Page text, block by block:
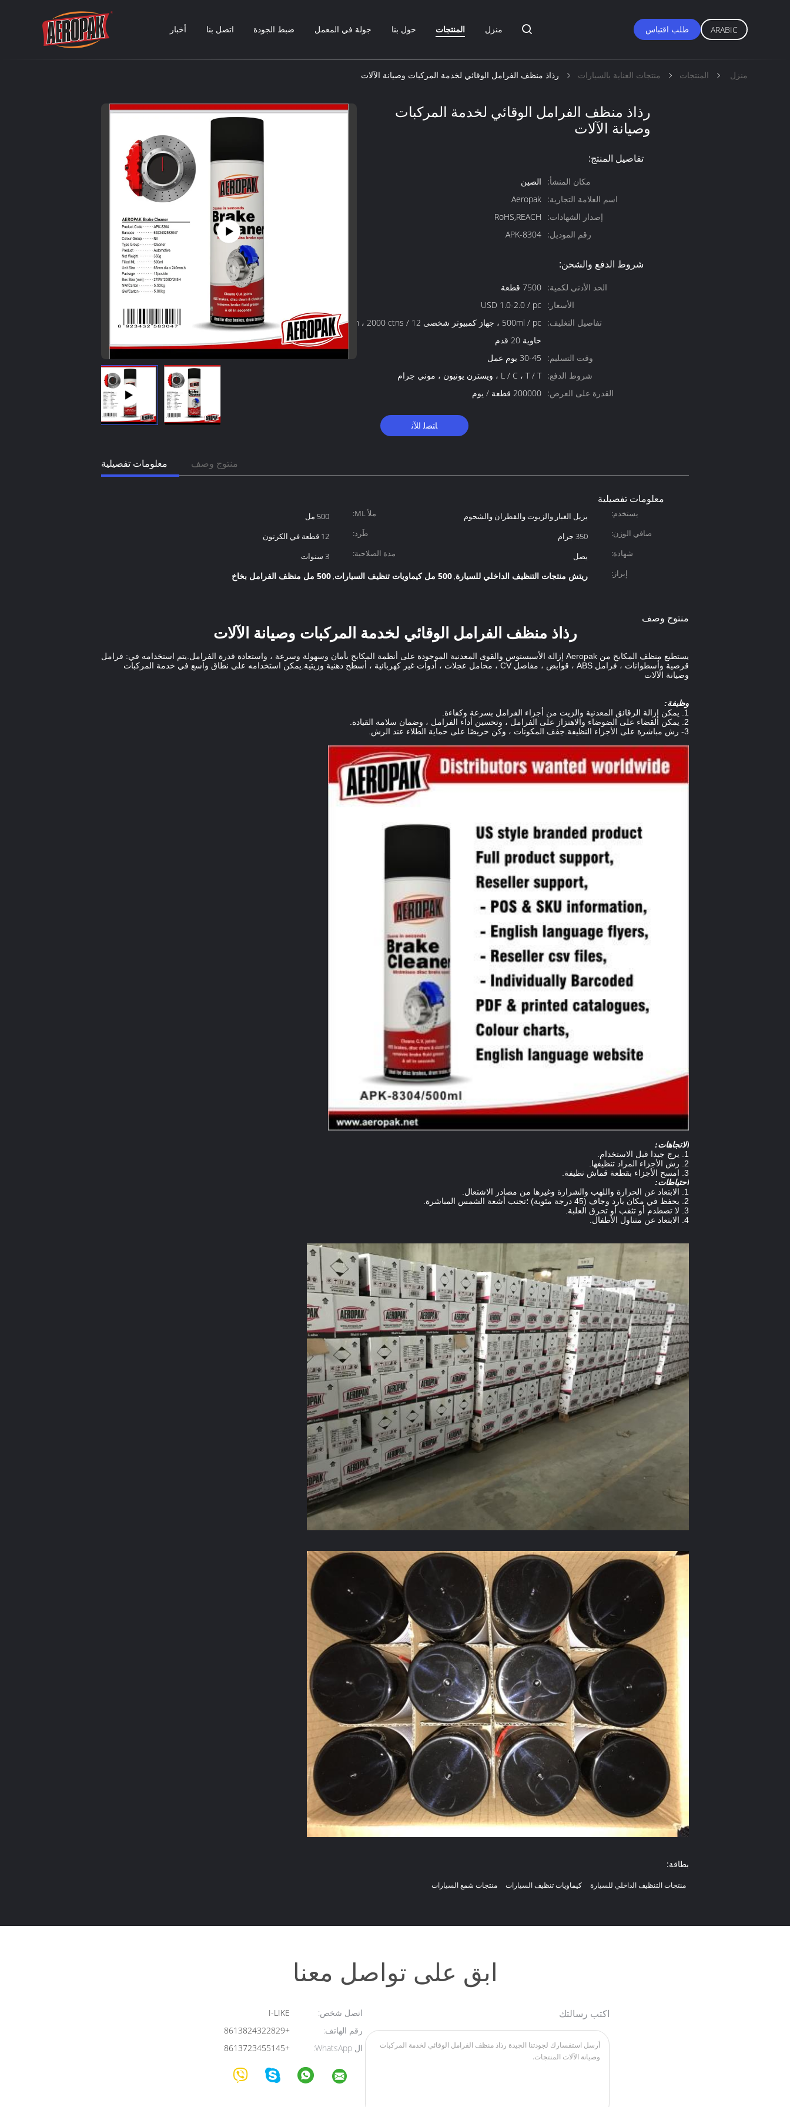
منزل المنتجات حول بنا جولة في المعمل ضبط الجودة اتصل بنا أخبار طلب اقتباس ARABIC
منزل المنتجات منتجات العناية بالسيارات رذاذ منظف الفرامل الوقائي لخدمة المركبات وصيانة الآلات
رذاذ منظف الفرامل الوقائي لخدمة المركبات
وصيانة الآلات
تفاصيل المنتج:
مكان المنشأ:
الصين
اسم العلامة التجارية: Aeropak
إصدار الشهادات:
RoHS,REACH
رقم الموديل: APK-8304
شروط الدفع والشحن:
الحد الأدنى لكمية: 7500 قطعة
الأسعار:
USD 1.0-2.0 / pc
تفاصيل التغليف:
500ml / pc ، جهاز كمبيوتر شخصى 12 / ctn ، 2000 ctns /
حاوية 20 قدم
وقت التسليم:
30-45 يوم عمل
شروط الدفع: L / C ، T / T ، ويسترن يونيون ، موني جرام
القدرة على العرض: 200000 قطعة / يوم
ﺎﺘﺼﻟ ﺍﻶﻧ
معلومات تفصيلية منتوج وصف
معلومات تفصيلية
يستخدم: يزيل الغبار والزيوت والقطران والشحوم ملأ ML:
500 مل
صافي الوزن:
350 جرام طَرد:
12 قطعة في الكرتون
شهادة:
يصل مدة الصلاحية:
3 سنوات
إبراز:
ريتش منتجات التنظيف الداخلي للسيارة, 500 مل كيماويات تنظيف السيارات , 500 مل منظف الفرامل بخاخ
منتوج وصف
رذاذ منظف الفرامل الوقائي لخدمة المركبات وصيانة الآلات
يستطيع منظف المكابح من Aeropak إزالة الأسبستوس والقوى المعدنية الموجودة على أنظمة المكابح بأمان وسهولة وسرعة ، واستعادة قدرة الفرامل.يتم استخدامه في: فرامل
قرصية وأسطوانات ، فرامل ABS ، قوابض ، مفاصل CV ، محامل عجلات ، أدوات غير كهربائية ، أسطح دهنية وزيتية.يمكن استخدامه على نطاق واسع في خدمة المركبات
وصيانة الآلات
وظيفة:
1. يمكن إزالة الرقائق المعدنية والزيت من أجزاء الفرامل بسرعة وكفاءة.
2. يمكن القضاء على الضوضاء والاهتزاز على الفرامل ، وتحسين أداء الفرامل ، وضمان سلامة القيادة.
3- رش مباشرة على الأجزاء النظيفة.جفف المكونات ، وكن حريصًا على حماية الطلاء عند الرش.
الاتجاهات:
1. يرج جيدا قبل الاستخدام.
2. رش الأجزاء المراد تنظيفها.
3. امسح الأجزاء بقطعة قماش نظيفة.
احتياطات:
1. الابتعاد عن الحرارة واللهب والشرارة وغيرها من مصادر الاشتعال.
2. يحفظ في مكان بارد وجاف (45 درجة مئوية) ؛تجنب أشعة الشمس المباشرة.
3. لا تصطدم أو تثقب أو تحرق العلبة.
4. الابتعاد عن متناول الأطفال.
بطاقة:
منتجات التنظيف الداخلي للسيارة كيماويات تنظيف السيارات منتجات شمع السيارات
ابق على تواصل معنا
اتصل شخص:
رقم الهاتف:
+8613824322829
ال WhatsApp:
+8613723455145
اكتب رسالتك